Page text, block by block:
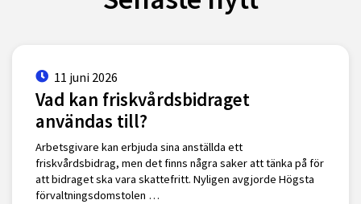
11 juni 2026
Vad kan friskvårdsbidraget
användas till?
Arbetsgivare kan erbjuda sina anställda ett
friskvårdsbidrag, men det finns några saker att tänka på för
att bidraget ska vara skattefritt. Nyligen avgjorde Högsta
förvaltningsdomstolen …